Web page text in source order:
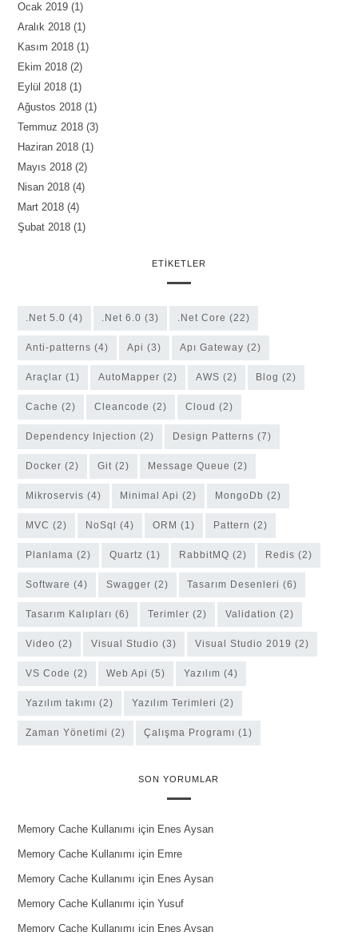
Ocak 2019(1)
Aralık 2018(1)
Kasım 2018(1)
Ekim 2018(2)
Eylül 2018(1)
Ağustos 2018(1)
Temmuz 2018(3)
Haziran 2018(1)
Mayıs 2018(2)
Nisan 2018(4)
Mart 2018(4)
Şubat 2018(1)
ETIKETLER
.Net 5.0 (4) .Net 6.0 (3) .Net Core (22)
anti-patterns (4) Api (3) Apı Gateway (2)
Araçlar (1) AutoMapper (2) AWS (2) Blog (2)
Cache (2) cleancode (2) Cloud (2)
Dependency Injection (2) Design Patterns (7)
Docker (2) Git(2) Message Queue (2)
Mikroservis (4) Minimal Api (2) MongoDb (2)
MVC (2) NoSql (4) ORM (1) Pattern (2)
Planlama (2) Quartz (1) RabbitMQ (2) Redis (2)
software (4) Swagger (2) Tasarım Desenleri (6)
Tasarım Kalıpları (6) Terimler (2) Validation (2)
Video (2) Visual Studio (3) Visual Studio 2019 (2)
VS Code (2) Web Api (5) Yazılım (4)
yazılım takımı (2) Yazılım Terimleri (2)
Zaman Yönetimi (2) Çalışma Programı (1)
SON YORUMLAR
Memory Cache Kullanımı için Enes Aysan
Memory Cache Kullanımı için Emre
Memory Cache Kullanımı için Enes Aysan
Memory Cache Kullanımı için Yusuf
Memory Cache Kullanımı için Enes Aysan